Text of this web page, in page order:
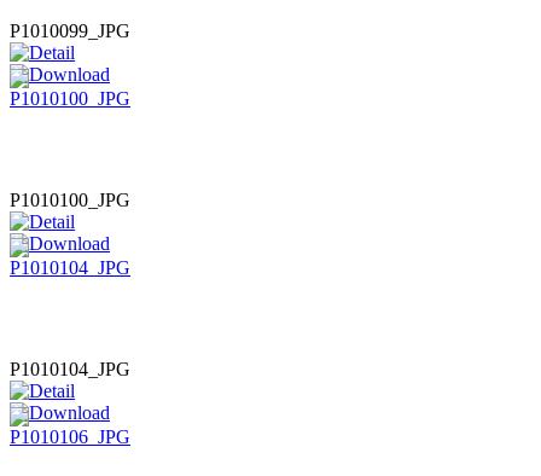
P1010099_JPG
P1010100_JPG
P1010104_JPG